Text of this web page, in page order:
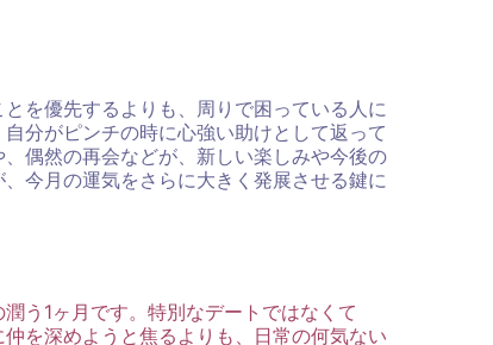
を優先するよりも、周りで困っている人に
分がピンチの時に心強い助けとして返って
偶然の再会などが、新しい楽しみや今後の
今月の運気をさらに大きく発展させる鍵に
う1ヶ月です。特別なデートではなくて
を深めようと焦るよりも、日常の何気ない